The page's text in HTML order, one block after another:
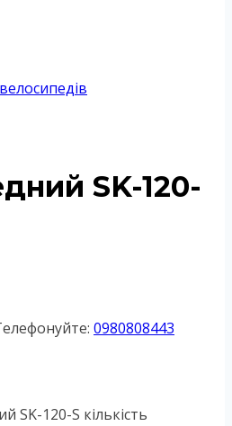
SK-120-
0980808443
120-S кількість